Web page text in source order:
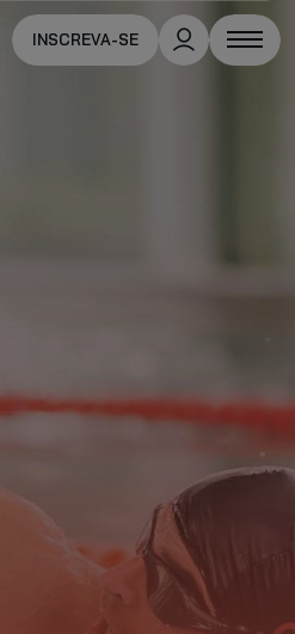
INSCREVA-SE